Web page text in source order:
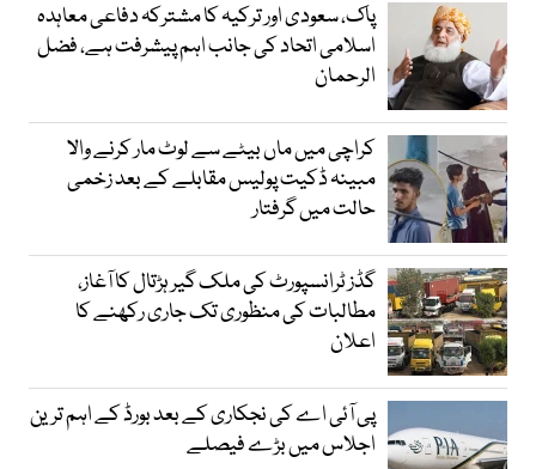
پاک، سعودی اور ترکیہ کا مشترکہ دفاعی معاہدہ
اسلامی اتحاد کی جانب اہم پیشرفت ہے، فضل
الرحمان
کراچی میں ماں بیٹے سے لوٹ مار کرنے والا
مبینہ ڈکیت پولیس مقابلے کے بعد زخمی
حالت میں گرفتار
گڈز ٹرانسپورٹ کی ملک گیر ہڑتال کا آغاز،
مطالبات کی منظوری تک جاری رکھنے کا
اعلان
پی آئی اے کی نجکاری کے بعد بورڈ کے اہم ترین
اجلاس میں بڑے فیصلے